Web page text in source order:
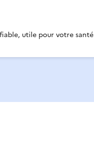
utile pour votre santé